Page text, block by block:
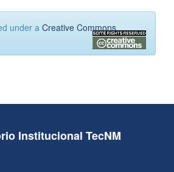
under a Creative Commons
Institucional TecNM